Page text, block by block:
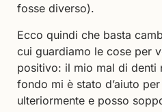
fosse diverso).
Ecco quindi che basta
cui guardiamo le cose per
positivo: il mio mal di denti
fondo mi è stato d’aiuto
ulteriormente e posso